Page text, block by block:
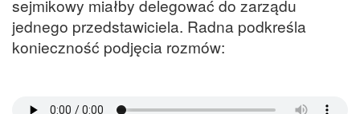
sejmikowy miałby delegować do zarządu
jednego przedstawiciela. Radna podkreśla
konieczność podjęcia rozmów: